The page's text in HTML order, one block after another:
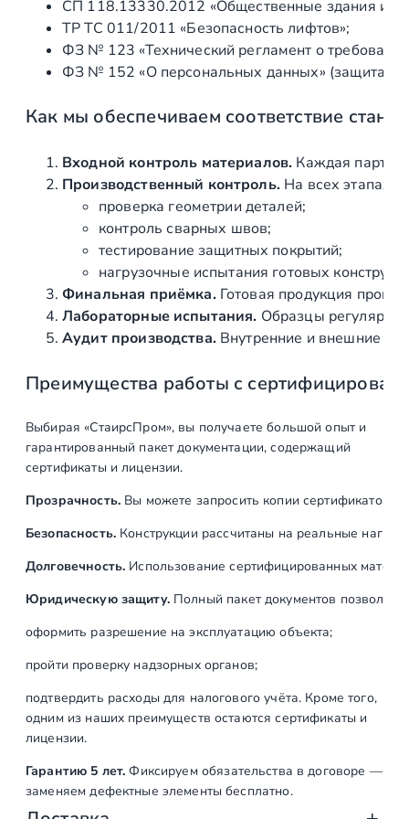
СП 118.13330.2012 «Общественные здания и
ТР ТС 011/2011 «Безопасность лифтов»;
ФЗ № 123 «Технический регламент о
ФЗ № 152 «О персональных данных» (защита
Как мы обеспечиваем соответствие
Входной контроль материалов. Каждая партия
Производственный контроль.На всех этапах
проверка геометрии деталей;
контроль сварных швов;
тестирование защитных покрытий;
нагрузочные испытания готовых
Финальная приёмка.Готовая продукция
Лабораторные испытания. Образцы регулярно
Аудит производства.Внутренние и внешние
Преимущества работы с
Выбирая «СтаирсПром», вы получаете большой опыт и
гарантированный пакет документации, содержащий
сертификаты и лицензии.
Прозрачность.Вы можете запросить копии сертификатов
Безопасность.Конструкции рассчитаны на реальные
Долговечность. Использование сертифицированных
Юридическую защиту.Полный пакет документов позволяет:
оформить разрешение на эксплуатацию объекта;
пройти проверку надзорных органов;
подтвердить расходы для налогового учёта. Кроме того,
одним из наших преимуществ остаются сертификаты и
лицензии.
Гарантию 5 лет. Фиксируем обязательства в договоре —
заменяем дефектные элементы бесплатно.